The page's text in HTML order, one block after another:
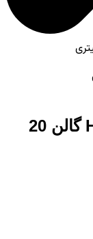
اسید سولفوریک صنعتی H2SO4 گالن 20